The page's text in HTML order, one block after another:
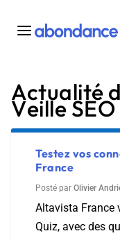
Toutes les actus
Actus SEO
Plateforme
Outils
Solutions
Ressources
Audit SEO
Actualité
Veille
Testez vos
France
Posté par Olivier
Altavista France
Quiz, avec des